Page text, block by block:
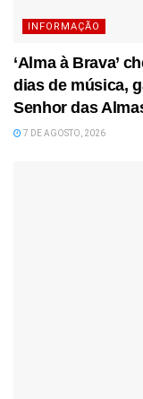
INFORMAÇÃO
‘Alma à Brava’
dias de música,
Senhor das
7 DE AGOSTO, 2026